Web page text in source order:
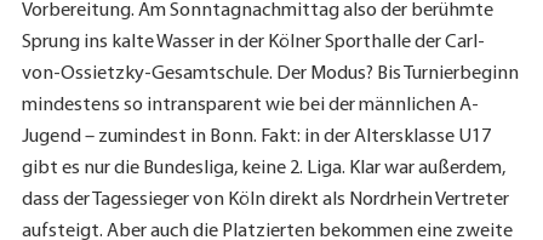
Vorbereitung. Am Sonntagnachmittag also der berühmte
Sprung ins kalte Wasser in der Kölner Sporthalle der Carl-
von-Ossietzky-Gesamtschule. Der Modus? Bis Turnierbeginn
mindestens so intransparent wie bei der männlichen A-
Jugend – zumindest in Bonn. Fakt: in der Altersklasse U17
gibt es nur die Bundesliga, keine 2. Liga. Klar war außerdem,
dass der Tagessieger von Köln direkt als Nordrhein Vertreter
aufsteigt. Aber auch die Platzierten bekommen eine zweite